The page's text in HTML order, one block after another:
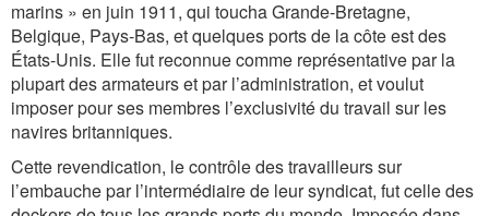
marins » en juin 1911, qui toucha Grande-Bretagne,
Belgique, Pays-Bas, et quelques ports de la côte est des
États-Unis. Elle fut reconnue comme représentative par la
plupart des armateurs et par l’administration, et voulut
imposer pour ses membres l’exclusivité du travail sur les
navires britanniques.
Cette revendication, le contrôle des travailleurs sur
l’embauche par l’intermédiaire de leur syndicat, fut celle des